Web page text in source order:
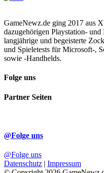
GameNewz.de ging 2017 aus
dazugehörigen Playstation-
langjährige und begeisterte
und Spieletests für Microsoft-,
sowie -Handhelds.
Folge uns
Partner Seiten
@Folge uns
@Folge uns
Datenschutz | Impressum